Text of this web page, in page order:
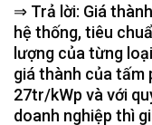
⇒ Trả lời: Giá
hệ thống, tiêu
lượng của từng
giá thành của tấm
27tr/kWp và với
doanh nghiệp thì